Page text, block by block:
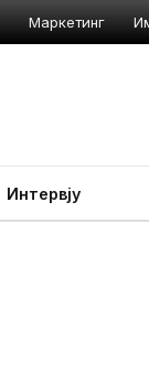
Маркетинг
Интервју